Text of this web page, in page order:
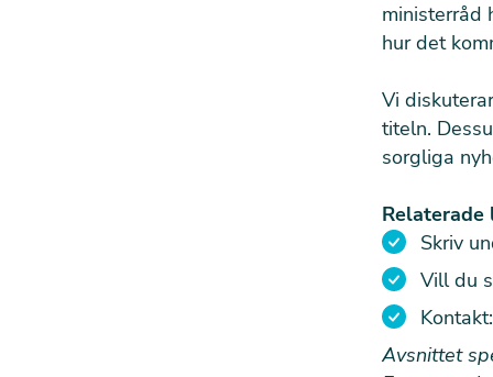
ministerråd
hur det
Vi
titeln.
sorgliga
Relaterade
Skriv
Vill du
Kontakt:
Avsnittet